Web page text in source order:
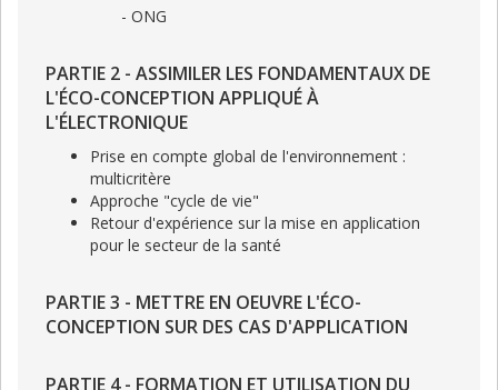
- ONG
PARTIE 2 - ASSIMILER LES FONDAMENTAUX DE
L'ÉCO-CONCEPTION APPLIQUÉ À
L'ÉLECTRONIQUE
Prise en compte global de l'environnement :
multicritère
Approche "cycle de vie"
Retour d'expérience sur la mise en application
pour le secteur de la santé
PARTIE 3 - METTRE EN OEUVRE L'ÉCO-
CONCEPTION SUR DES CAS D'APPLICATION
PARTIE 4 - FORMATION ET UTILISATION DU